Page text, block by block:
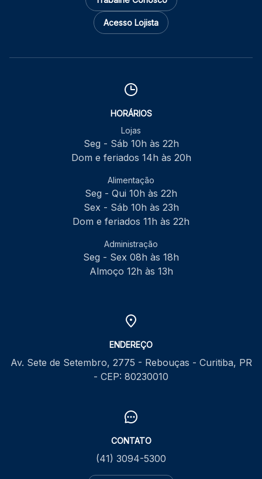
Acesso Lojista
HORÁRIOS
Lojas
Seg - Sáb 10h às 22h
Dom e feriados 14h às 20h
Alimentação
Seg - Qui 10h às 22h
Sex - Sáb 10h às 23h
Dom e feriados 11h às 22h
Administração
Seg - Sex 08h às 18h
Almoço 12h às 13h
ENDEREÇO
Av. Sete de Setembro, 2775 - Rebouças - Curitiba, PR
- CEP: 80230010
CONTATO
(41) 3094-5300